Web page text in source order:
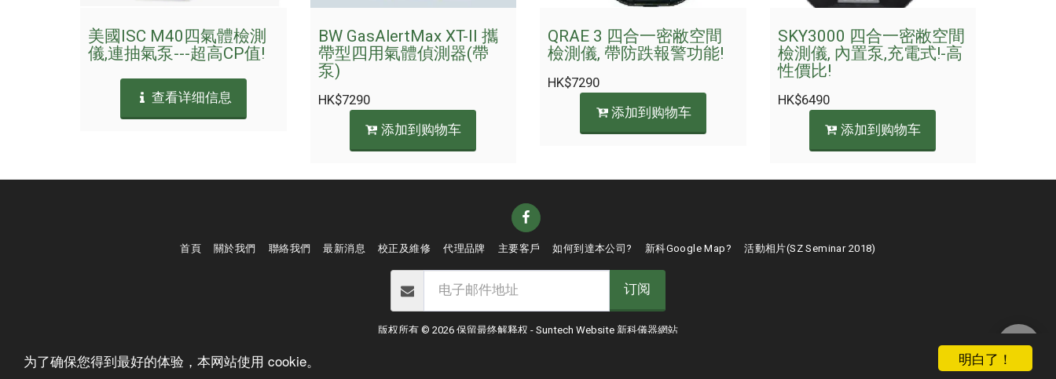
明白了！
为了确保您得到最好的体验，本网站使用 cookie。
美國ISC M40四氣體檢測
儀,連抽氣泵---超高CP值!
查看详细信息
BW GasAlertMax XT-II 攜
帶型四用氣體偵測器(帶
泵)
HK$7290
添加到购物车
QRAE 3 四合一密敝空間
檢測儀, 帶防跌報警功能!
HK$7290
添加到购物车
SKY3000 四合一密敝空間
檢測儀, 內置泵,充電式!-高
性價比!
HK$6490
添加到购物车
首頁 關於我們 聯絡我們 最新消息 校正及維修 代理品牌 主要客戶 如何到達本公司? 新科google Map? 活動相片(SZ Seminar 2018)
订阅
版权所有 © 2026 保留最终解释权 -Suntech Website 新科儀器網站